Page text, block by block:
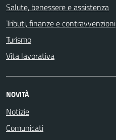
Salute, benessere e assistenza
Tributi, finanze e contravvenzioni
Turismo
Vita lavorativa
NOVITÀ
Notizie
Comunicati